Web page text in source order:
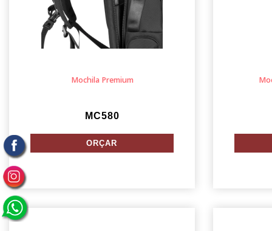
Mochila Premium
MC580